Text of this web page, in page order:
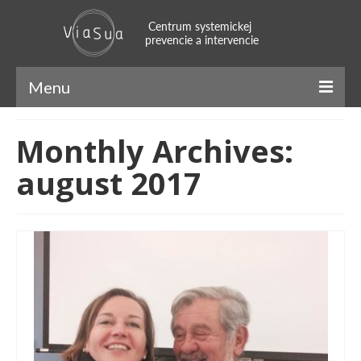
Menu
Náš príbeh
Náš tím
Systemický prístup
SFBT
Mindfulness
Monthly Archives:
august 2017